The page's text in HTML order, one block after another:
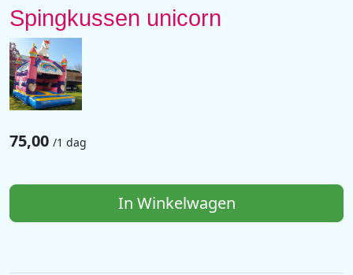
Spingkussen unicorn
75,00 /1 dag
In Winkelwagen